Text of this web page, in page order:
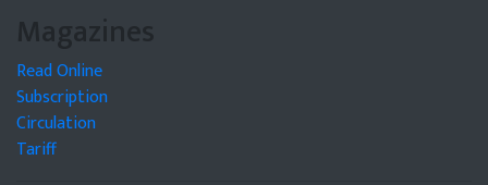
Magazines
Read Online
Subscription
Circulation
Tariff